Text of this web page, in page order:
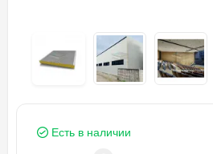
Есть в наличии